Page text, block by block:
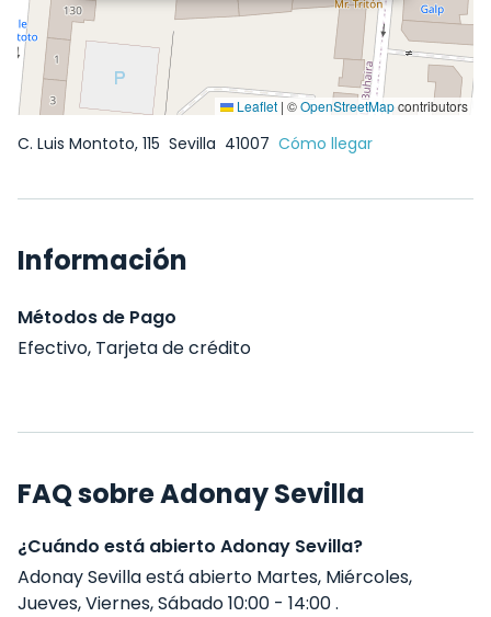
Leaflet | ©OpenStreetMapcontributors
C. Luis Montoto, 115 Sevilla 41007 Cómo llegar
Información
Métodos de Pago
Efectivo, Tarjeta de crédito
FAQ sobre Adonay Sevilla
¿Cuándo está abierto Adonay Sevilla?
Adonay Sevilla está abierto Martes, Miércoles,
Jueves, Viernes, Sábado 10:00 - 14:00 .